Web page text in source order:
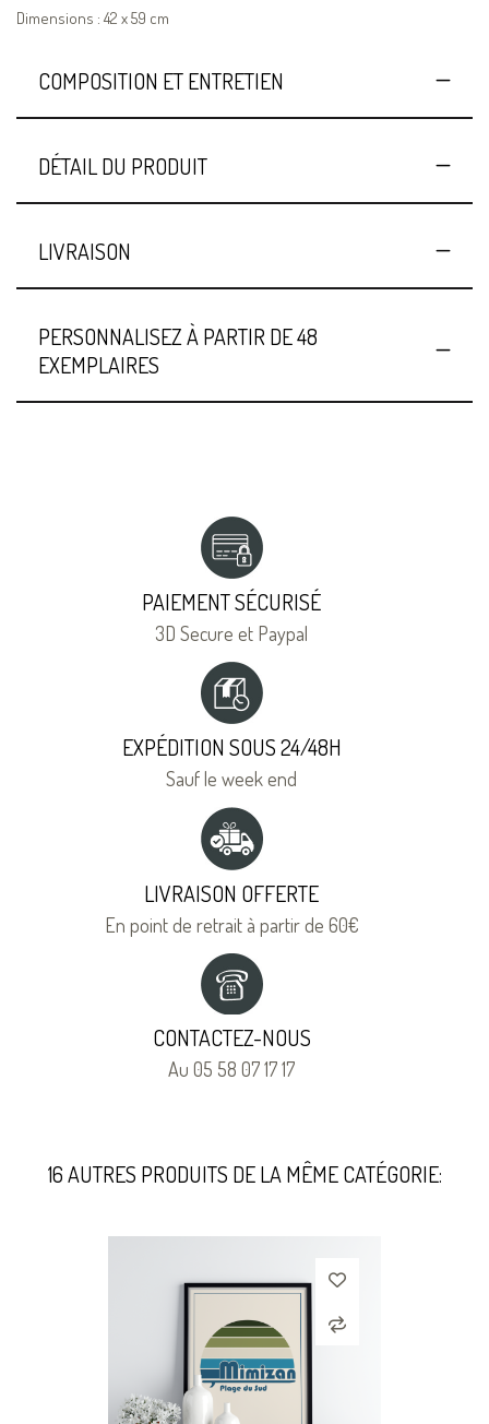
Dimensions : 42 x 59 cm
COMPOSITION ET ENTRETIEN
DÉTAIL DU PRODUIT
LIVRAISON
PERSONNALISEZ À PARTIR DE 48
EXEMPLAIRES
PAIEMENT SÉCURISÉ
3D Secure et Paypal
EXPÉDITION SOUS 24/48H
Sauf le week end
LIVRAISON OFFERTE
En point de retrait à partir de 60€
CONTACTEZ-NOUS
Au 05 58 07 17 17
16 AUTRES PRODUITS DE LA MÊME CATÉGORIE: